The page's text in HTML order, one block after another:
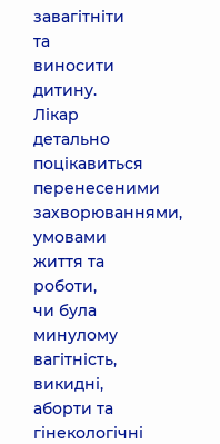
завагітніти
та
виносити
дитину.
Лікар
детально
поцікавиться
перенесеними
захворюваннями,
умовами
життя та
роботи,
чи була
минулому
вагітність,
викидні,
аборти та
гінекологічні